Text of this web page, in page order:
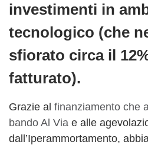
investimenti in
tecnologico (che
sfiorato circa il
fatturato).
Grazie al finanziamento che
bando Al Via e alle
dall’Iperammortamento,